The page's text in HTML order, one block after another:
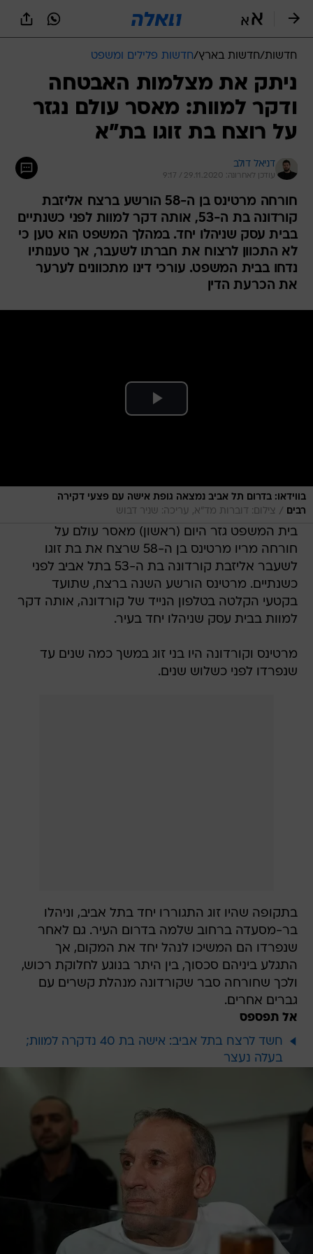
חדשות/חדשות בארץ/חדשות פלילים ומשפט
ניתק את מצלמות האבטחה
ודקר למוות: מאסר עולם נגזר
על רוצח בת זוגו בת"א
דניאל דולב
עודכן לאחרונה: 29.11.2020 / 9:17
חורחה מרטינס בן ה-58 הורשע ברצח אליזבת
קורדונה בת ה-53, אותה דקר למוות לפני כשנתיים
בבית עסק שניהלו יחד. במהלך המשפט הוא טען כי
לא התכוון לרצוח את חברתו לשעבר, אך טענותיו
נדחו בבית המשפט. עורכי דינו מתכוונים לערער
את הכרעת הדין
בווידאו: בדרום תל אביב נמצאה גופת אישה עם פצעי דקירה
רבים
/ צילום: דוברות מד"א, עריכה: שניר דבוש
בית המשפט גזר היום (ראשון) מאסר עולם על
חורחה מריו מרטינס בן ה-58 שרצח את בת זוגו
לשעבר אליזבת קורדונה בת ה-53 בתל אביב לפני
כשנתיים. מרטינס הורשע השנה ברצח, שתועד
בקטעי הקלטה בטלפון הנייד של קורדונה, אותה דקר
למוות בבית עסק שניהלו יחד בעיר.
מרטינס וקורדונה היו בני זוג במשך כמה שנים עד
שנפרדו לפני כשלוש שנים.
בתקופה שהיו זוג התגוררו יחד בתל אביב, וניהלו
בר-מסעדה ברחוב שלמה בדרום העיר. גם לאחר
שנפרדו הם המשיכו לנהל יחד את המקום, אך
התגלע ביניהם סכסוך, בין היתר בנוגע לחלוקת רכוש,
ולכך שחורחה סבר שקורדונה מנהלת קשרים עם
גברים אחרים.
אל תפספס
חשד לרצח בתל אביב: אישה בת 40 נדקרה למוות;
בעלה נעצר